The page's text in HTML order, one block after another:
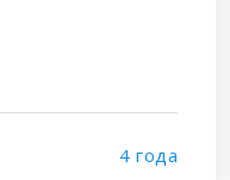
4 года